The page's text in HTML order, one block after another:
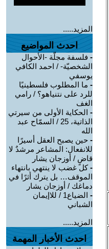
المزيد.....
احدث المواضيع
- فلسفة مجلّة -الأحوال
الشخصيّة- / احمد الكافي
يوسفي
- ما المطلوب فلسطينيًا
للرد على نتنياهو؟ / رامي
الغف
- الحكاية الأولى من سيرتي
الذاتية، 25 / السمّاح عبد
الله
- حين يصبح العقل أسيرًا
للانفعال: المشاعر مرشدٌ لا
قاضٍ / أوزجان يشار
-كل غضب لا ينتهي بانتهاء
الموقف… بل يترك أثرًا في
دماغك / أوزجان يشار
-
الضياع1 / للاإيمان
الشباني
المزيد.....
احدث الأخبار المهمة